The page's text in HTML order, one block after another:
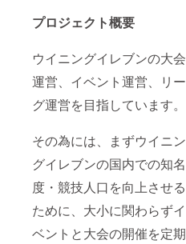
プロジェクト概要
ウイニングイレブンの大会
運営、イベント運営、リー
グ運営を目指しています。
その為には、まずウイニン
グイレブンの国内での知名
度・競技人口を向上させる
ために、大小に関わらずイ
ベントと大会の開催を定期